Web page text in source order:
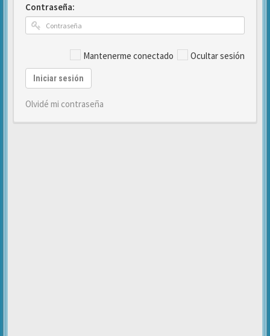
Contraseña:
Mantenerme conectado Ocultar sesión
Iniciar sesión
Olvidé mi contraseña